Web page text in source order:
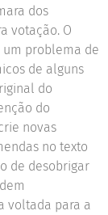
dos
votação. O
problema de
de alguns
do
do
novas
no texto
de desobrigar
voltada para a